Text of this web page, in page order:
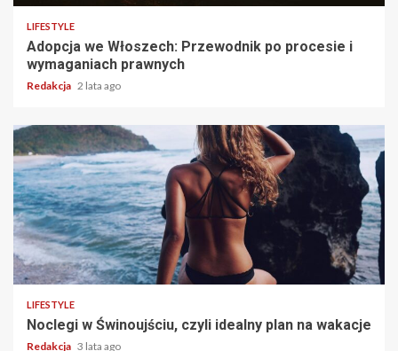
LIFESTYLE
Adopcja we Włoszech: Przewodnik po procesie i
wymaganiach prawnych
Redakcja 2 lata ago
2 min read
LIFESTYLE
Noclegi w Świnoujściu, czyli idealny plan na wakacje
Redakcja 3 lata ago